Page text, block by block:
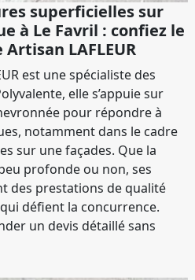
superficielles sur
à Le Favril : confiez le
LAFLEUR
est une spécialiste des
elle s’appuie sur
pour répondre à
notamment dans le cadre
sur une façades. Que la
profonde ou non, ses
des prestations de qualité
défient la concurrence.
un devis détaillé sans